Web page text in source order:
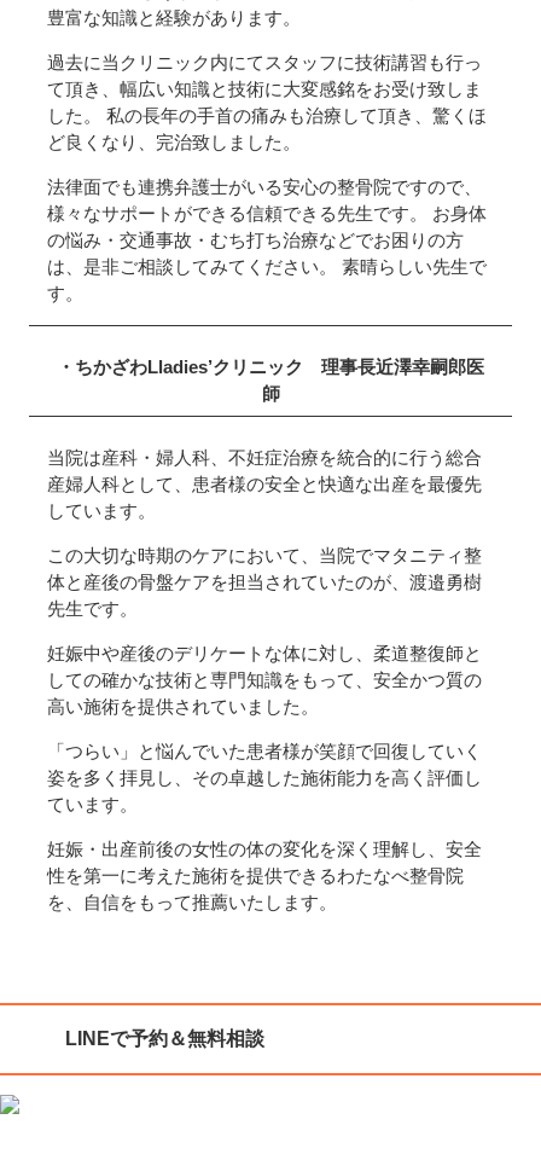
豊富な知識と経験があります。
過去に当クリニック内にてスタッフに技術講習も行っ
て頂き、幅広い知識と技術に大変感銘をお受け致しま
した。 私の長年の手首の痛みも治療して頂き、驚くほ
ど良くなり、完治致しました。
法律面でも連携弁護士がいる安心の整骨院ですので、
様々なサポートができる信頼できる先生です。 お身体
の悩み・交通事故・むち打ち治療などでお困りの方
は、是非ご相談してみてください。 素晴らしい先生で
す。
・ちかざわLladies’クリニック 理事長近澤幸嗣郎医
師
当院は産科・婦人科、不妊症治療を統合的に行う総合
産婦人科として、患者様の安全と快適な出産を最優先
しています。
この大切な時期のケアにおいて、当院でマタニティ整
体と産後の骨盤ケアを担当されていたのが、渡邉勇樹
先生です。
妊娠中や産後のデリケートな体に対し、柔道整復師と
しての確かな技術と専門知識をもって、安全かつ質の
高い施術を提供されていました。
「つらい」と悩んでいた患者様が笑顔で回復していく
姿を多く拝見し、その卓越した施術能力を高く評価し
ています。
妊娠・出産前後の女性の体の変化を深く理解し、安全
性を第一に考えた施術を提供できるわたなべ整骨院
を、自信をもって推薦いたします。
LINEで予約＆無料相談